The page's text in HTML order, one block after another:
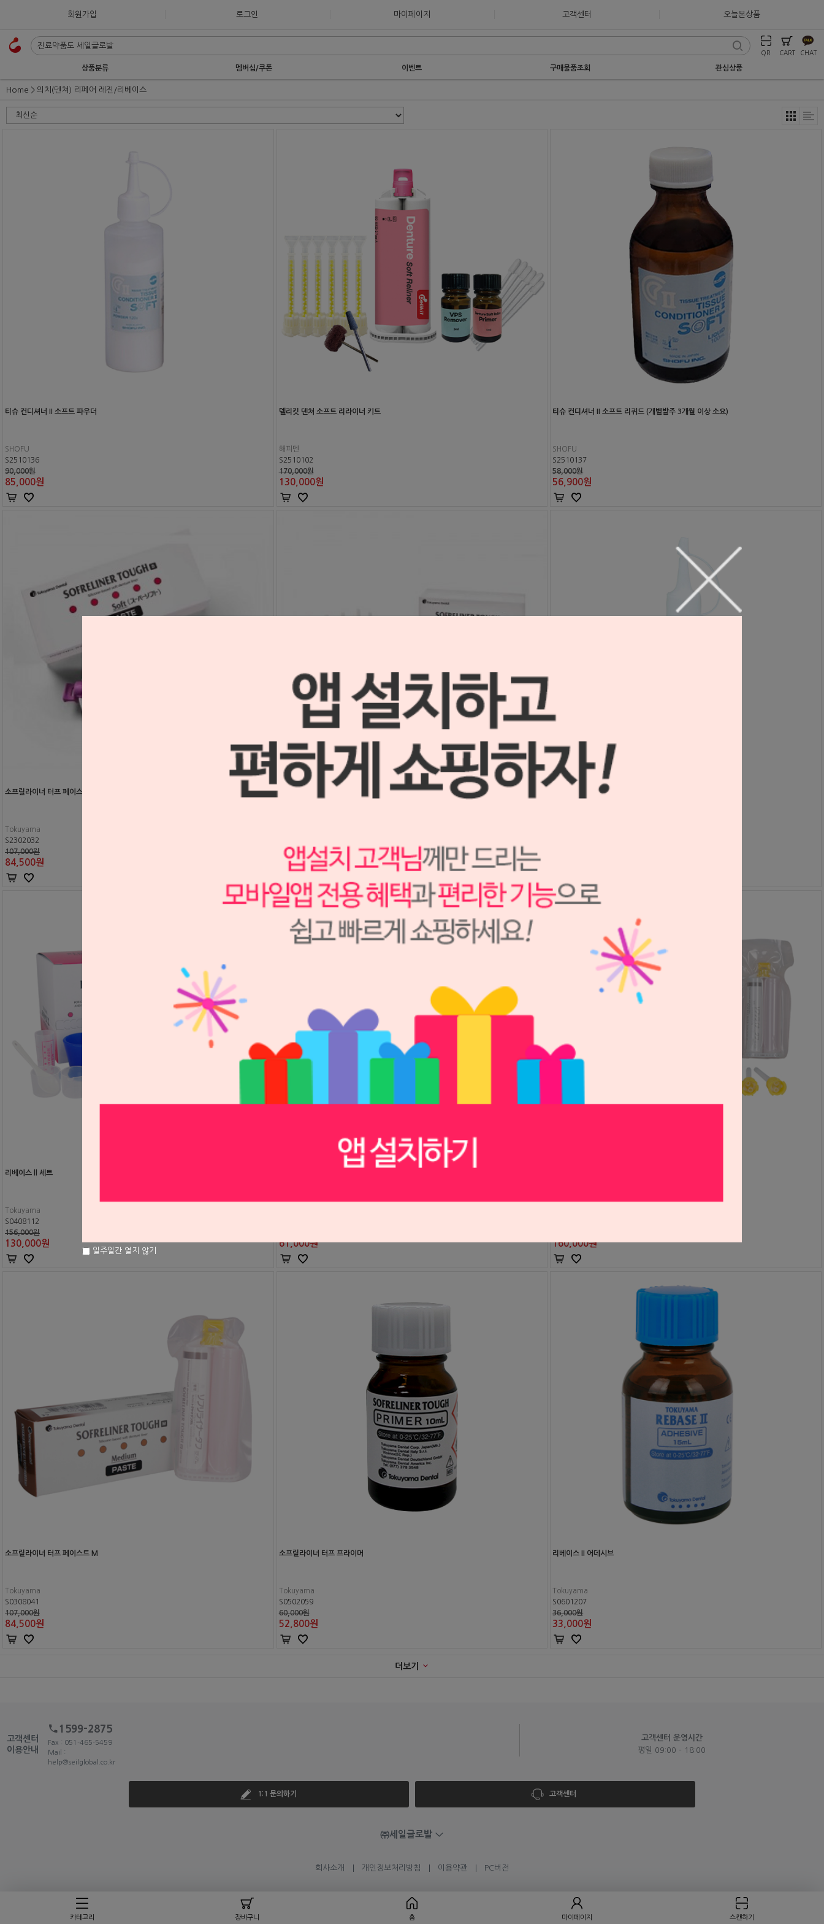
회원가입 로그인 마이페이지 고객센터 오늘본상품
QR CART CHAT
상품분류 멤버십/쿠폰 이벤트 구매물품조회 관심상품
카테고리 장바구니 홈 마이페이지 스캔하기
Home 의치(덴쳐) 리페어 레진/리베이스
티슈 컨디셔너 II 소프트 파우더
SHOFU
S2510136
90,000원
85,000원
델리킷 덴쳐 소프트 리라이너 키트
해피덴
S2510102
170,000원
130,000원
티슈 컨디셔너 II 소프트 리퀴드 (개별발주 3개월 이상 소요)
SHOFU
S2510137
58,000원
56,900원
소프릴라이너 터프 페이스트 S (소프트)
Tokuyama
S2302032
107,000원
84,500원
184,000원
160,000원
소프트라이너 파우다
리베이스 ll 세트
Tokuyama
S0408112
156,000원
130,000원 61,000원 160,000원
소프릴라이너 터프 페이스트 M
Tokuyama
S0308041
107,000원
84,500원
소프릴라이너 터프 프라이머
Tokuyama
S0502059
60,000원
52,800원
리베이스 II 어데시브
Tokuyama
S0601207
36,000원
33,000원
더보기
고객센터
이용안내
1599-2875
Fax : 051-465-5459
Mail :
help@seilglobal.co.kr
고객센터 운영시간
평일 09:00 - 18:00
1:1 문의하기 고객센터
㈜세일글로발
회사소개 개인정보처리방침 이용약관 PC버전
일주일간 열지 않기